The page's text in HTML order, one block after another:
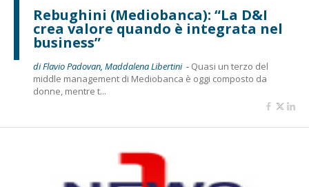
Rebughini (Mediobanca): “La D&I
crea valore quando è integrata nel
business”
di Flavio Padovan, Maddalena Libertini - Quasi un terzo del
middle management di Mediobanca è oggi composto da
donne, mentre t...